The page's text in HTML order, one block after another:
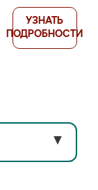
УЗНАТЬ
ПОДРОБНОСТИ
▼